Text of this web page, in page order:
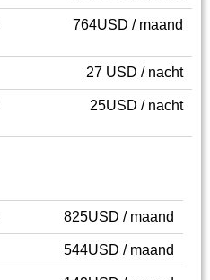
764USD / maand
27 USD / nacht
25USD / nacht
825USD / maand
544USD / maand